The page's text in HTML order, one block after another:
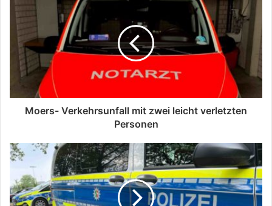
Moers- Verkehrsunfall mit zwei leicht verletzten
Personen